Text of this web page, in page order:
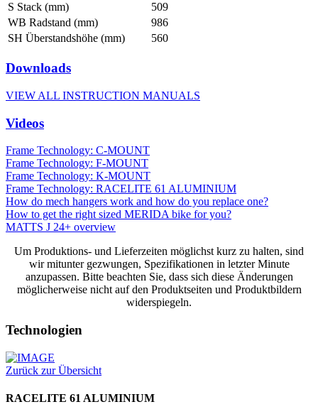
S Stack (mm)
509
WB Radstand (mm)
986
SH Überstandshöhe (mm)
560
Downloads
VIEW ALL INSTRUCTION MANUALS
Videos
Frame Technology: C-MOUNT
Frame Technology: F-MOUNT
Frame Technology: K-MOUNT
Frame Technology: RACELITE 61 ALUMINIUM
How do mech hangers work and how do you replace one?
How to get the right sized MERIDA bike for you?
MATTS J 24+ overview
Um Produktions- und Lieferzeiten möglichst kurz zu halten, sind
wir mitunter gezwungen, Spezifikationen in letzter Minute
anzupassen. Bitte beachten Sie, dass sich diese Änderungen
möglicherweise nicht auf den Produktseiten und Produktbildern
widerspiegeln.
Technologien
Zurück zur Übersicht
RACELITE 61 ALUMINIUM